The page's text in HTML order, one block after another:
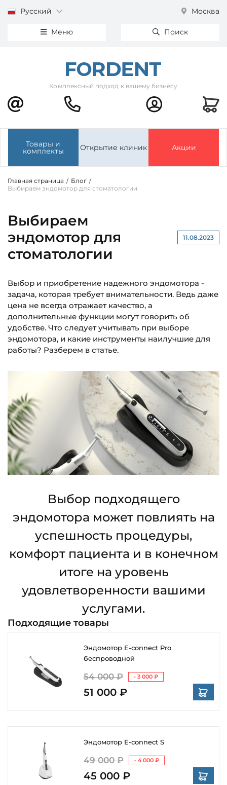
Русский Москва
Меню Поиск
Комплексный подход к вашему бизнесу
Товары и
комплекты Открытие клиник Акции
Главная страница / Блог /
Выбираем эндомотор для стоматологии
Выбираем
эндомотор для
стоматологии
11.08.2023
Выбор и приобретение надежного эндомотора -
задача, которая требует внимательности. Ведь даже
цена не всегда отражает качество, а
дополнительные функции могут говорить об
удобстве. Что следует учитывать при выборе
эндомотора, и какие инструменты наилучшие для
работы? Разберем в статье.
Выбор подходящего
эндомотора может повлиять на
успешность процедуры,
комфорт пациента и в конечном
итоге на уровень
удовлетворенности вашими
услугами.
Подходящие товары
Эндомотор E-connect Pro
беспроводной
54 000 ₽ - 3 000 ₽
51 000 ₽
Эндомотор E-connect S
49 000 ₽ - 4 000 ₽
45 000 ₽